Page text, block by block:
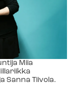
Miia
Sanna Tiivola.